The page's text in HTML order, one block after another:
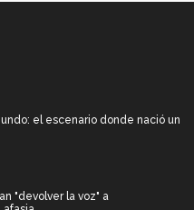
el escenario donde nació un
"devolver la voz" a